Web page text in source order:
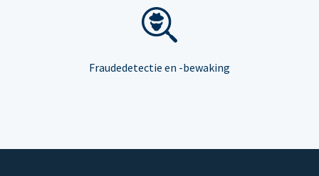
Fraudedetectie en -bewaking